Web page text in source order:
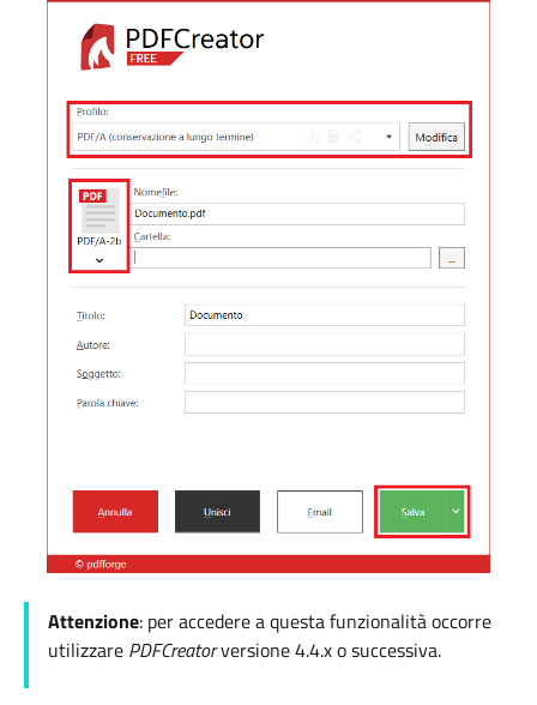
Attenzione: per accedere a questa funzionalità occorre
utilizzare PDFCreatorversione 4.4.x o successiva.